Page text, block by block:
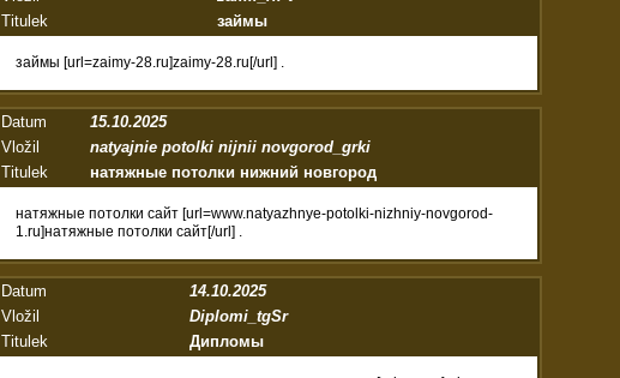
Titulek
займы
займы [url=zaimy-28.ru]zaimy-28.ru[/url] .
Datum
15.10.2025
Vložil
natyajnie potolki nijnii novgorod_grki
Titulek
натяжные потолки нижний новгород
натяжные потолки сайт [url=www.natyazhnye-potolki-nizhniy-novgorod-
1.ru]натяжные потолки сайт[/url] .
Datum
14.10.2025
Vložil
Diplomi_tgSr
Titulek
Дипломы